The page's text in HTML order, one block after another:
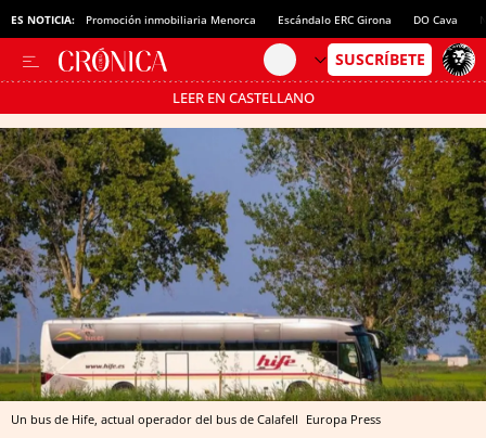
ES NOTICIA: Promoción inmobiliaria Menorca Escándalo ERC Girona DO Cava
LEER EN CASTELLANO
Pásate al MODO AHORRO
Un bus de Hife, actual operador del bus de Calafell Europa Press